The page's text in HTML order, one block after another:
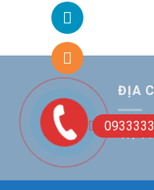
ĐỊA
47/4